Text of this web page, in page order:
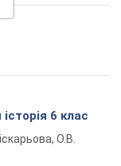
6 клас
О.В.